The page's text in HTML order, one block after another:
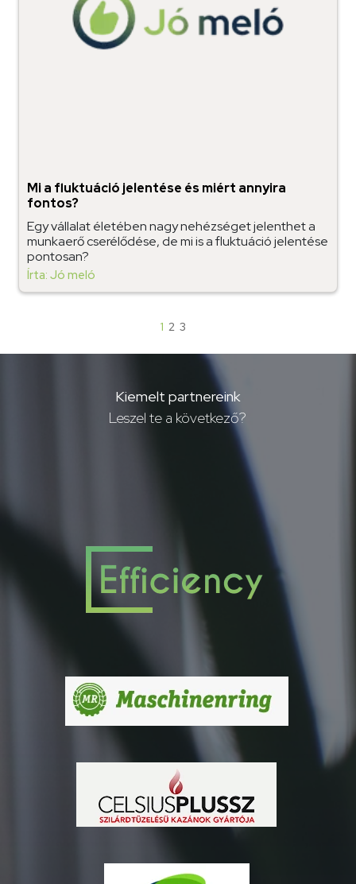
Mi a fluktuáció jelentése és miért annyira
fontos?
Egy vállalat életében nagy nehézséget jelenthet a
munkaerő cserélődése, de mi is a fluktuáció jelentése
pontosan?
Írta: Jó meló
1 2 3
Kiemelt partnereink
Leszel te a következő?